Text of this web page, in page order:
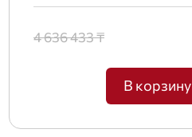
4 636 433 ₸
В корзину